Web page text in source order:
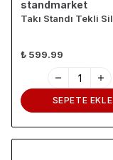
standmarket
₺ 599.99
SEPETE EKLE